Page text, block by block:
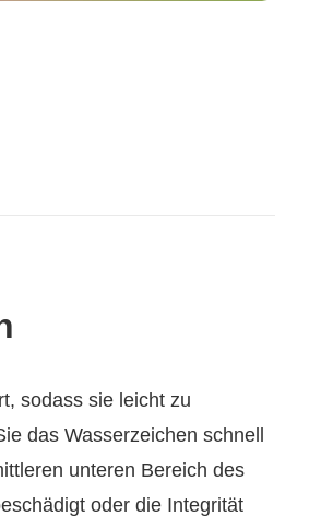
sodass sie leicht zu
das Wasserzeichen schnell
unteren Bereich des
oder die Integrität